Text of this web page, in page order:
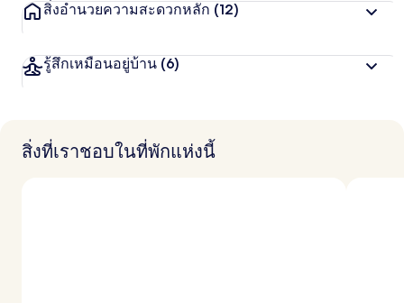
สิ่งอำนวยความสะดวกหลัก (12)
รู้สึกเหมือนอยู่บ้าน (6)
สิ่งที่เราชอบในที่พักแห่งนี้